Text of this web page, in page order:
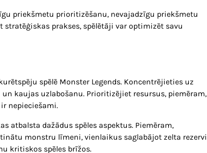
priekšmetu prioritizēšanu, nevajadzīgu priekšmetu
prakses, spēlētāji var optimizēt savu
spēlē Monster Legends. Koncentrējieties uz
kaujas uzlabošanu. Prioritizējiet resursus, piemēram,
nepieciešami.
atbalsta dažādus spēles aspektus. Piemēram,
monstru līmeni, vienlaikus saglabājot zelta rezervi
kritiskos spēles brīžos.